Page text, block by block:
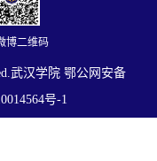
博二维码
武汉学院 鄂公网安备
号-1